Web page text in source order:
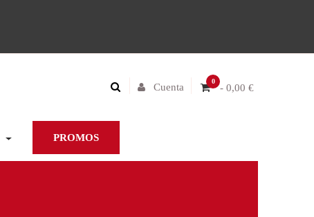
0
- 0,00 €
Cuenta
PROMOS